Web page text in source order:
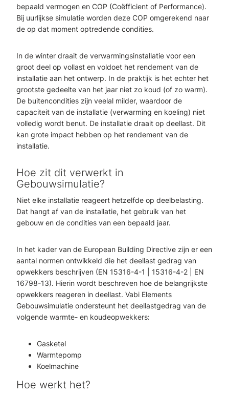
bepaald vermogen en COP (Coëfficient of Performance).
Bij uurlijkse simulatie worden deze COP omgerekend naar
de op dat moment optredende condities.
In de winter draait de verwarmingsinstallatie voor een
groot deel op vollast en voldoet het rendement van de
installatie aan het ontwerp. In de praktijk is het echter het
grootste gedeelte van het jaar niet zo koud (of zo warm).
De buitencondities zijn veelal milder, waardoor de
capaciteit van de installatie (verwarming en koeling) niet
volledig wordt benut. De installatie draait op deellast. Dit
kan grote impact hebben op het rendement van de
installatie.
Hoe zit dit verwerkt in
Gebouwsimulatie?
Niet elke installatie reageert hetzelfde op deelbelasting.
Dat hangt af van de installatie, het gebruik van het
gebouw en de condities van een bepaald jaar.
In het kader van de European Building Directive zijn er een
aantal normen ontwikkeld die het deellast gedrag van
opwekkers beschrijven (EN 15316-4-1 | 15316-4-2 | EN
16798-13). Hierin wordt beschreven hoe de belangrijkste
opwekkers reageren in deellast. Vabi Elements
Gebouwsimulatie ondersteunt het deellastgedrag van de
volgende warmte- en koudeopwekkers:
Gasketel
Warmtepomp
Koelmachine
Hoe werkt het?